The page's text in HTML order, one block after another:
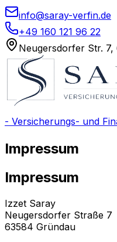
info@saray-verfin.de
+49 160 121 96 22
Neugersdorfer Str.
- Versicherungs- und
Impressum
Impressum
Izzet Saray
Neugersdorfer Straße 7
63584 Gründau